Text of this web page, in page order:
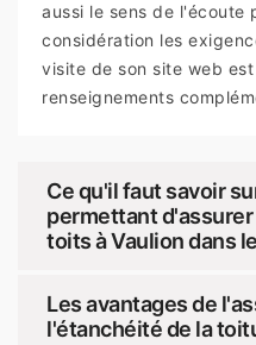
aussi le sens de l'écoute
considération les
visite de son site web
renseignements
Ce qu'il faut savoir
permettant
toits à Vaulion dans
Les avantages de
l'étanchéité de la